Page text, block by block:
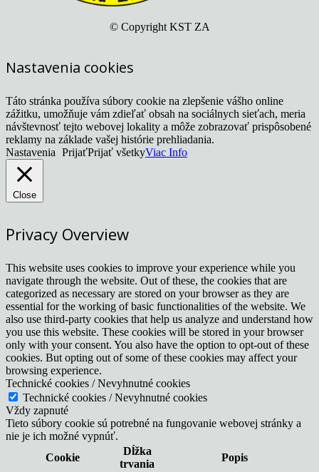
© Copyright KST ZA
Nastavenia cookies
Táto stránka používa súbory cookie na zlepšenie vášho online
zážitku, umožňuje vám zdieľať obsah na sociálnych sieťach, meria
návštevnosť tejto webovej lokality a môže zobrazovať prispôsobené
reklamy na základe vašej histórie prehliadania.
Nastavenia PrijaťPrijať všetkyViac Info
Close
Privacy Overview
This website uses cookies to improve your experience while you
navigate through the website. Out of these, the cookies that are
categorized as necessary are stored on your browser as they are
essential for the working of basic functionalities of the website. We
also use third-party cookies that help us analyze and understand how
you use this website. These cookies will be stored in your browser
only with your consent. You also have the option to opt-out of these
cookies. But opting out of some of these cookies may affect your
browsing experience.
Technické cookies / Nevyhnutné cookies
Technické cookies / Nevyhnutné cookies
Vždy zapnuté
Tieto súbory cookie sú potrebné na fungovanie webovej stránky a
nie je ich možné vypnúť.
Cookie
Dĺžka
trvania
Popis